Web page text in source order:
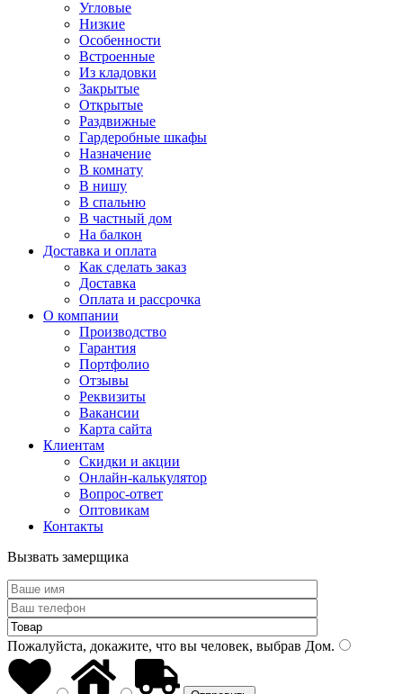
Угловые
Низкие
Особенности
Встроенные
Из кладовки
Закрытые
Открытые
Раздвижные
Гардеробные шкафы
Назначение
В комнату
В нишу
В спальню
В частный дом
На балкон
Доставка и оплата
Как сделать заказ
Доставка
Оплата и рассрочка
О компании
Производство
Гарантия
Портфолио
Отзывы
Реквизиты
Вакансии
Карта сайта
Клиентам
Скидки и акции
Онлайн-калькулятор
Вопрос-ответ
Оптовикам
Контакты
Вызвать замерщика
Пожалуйста, докажите, что вы человек, выбрав Дом.